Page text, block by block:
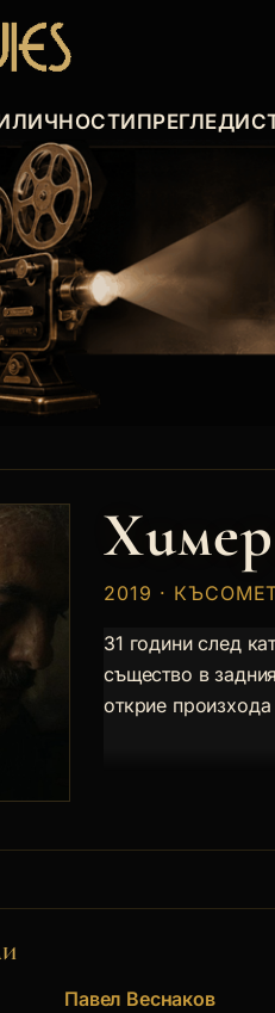
ЛИЧНОСТИПРЕГЛЕДИ
2019 ·
31 години след
същество в
открие
Павел Веснаков